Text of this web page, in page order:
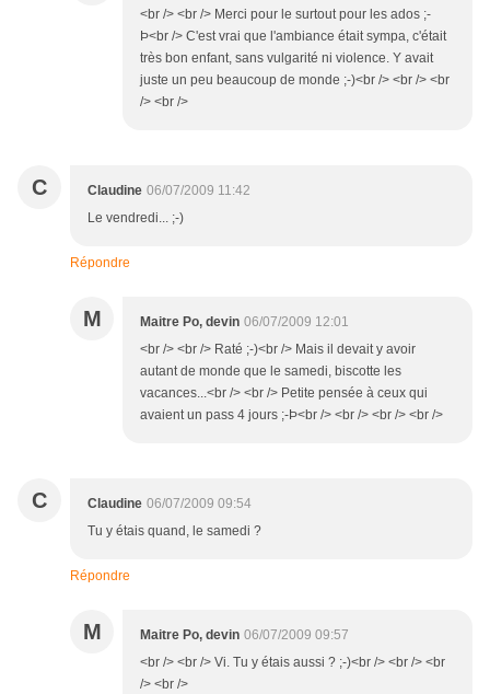
<br /> <br /> Merci pour le surtout pour les ados ;-
Þ<br /> C'est vrai que l'ambiance était sympa, c'était
très bon enfant, sans vulgarité ni violence. Y avait
juste un peu beaucoup de monde ;-)<br /> <br /> <br
/> <br />
C Claudine 06/07/2009 11:42
Le vendredi... ;-)
Répondre
M Maitre Po, devin 06/07/2009 12:01
<br /> <br /> Raté ;-)<br /> Mais il devait y avoir
autant de monde que le samedi, biscotte les
vacances...<br /> <br /> Petite pensée à ceux qui
avaient un pass 4 jours ;-Þ<br /> <br /> <br /> <br />
C Claudine 06/07/2009 09:54
Tu y étais quand, le samedi ?
Répondre
M Maitre Po, devin 06/07/2009 09:57
<br /> <br /> Vi. Tu y étais aussi ? ;-)<br /> <br /> <br
/> <br />